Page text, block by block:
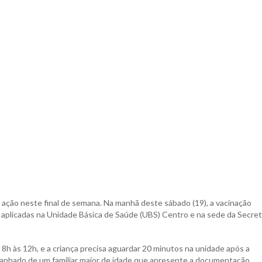
neste final de semana. Na manhã deste sábado (19), a vacinação
na Unidade Básica de Saúde (UBS) Centro e na sede da
às 12h, e a criança precisa aguardar 20 minutos na unidade após a
de um familiar maior de idade que apresente a documentação